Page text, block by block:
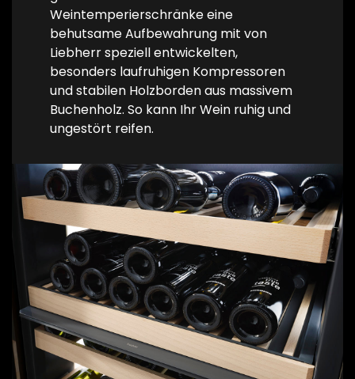
Weintemperierschränke eine
behutsame Aufbewahrung mit von
Liebherr speziell entwickelten,
besonders laufruhigen Kompressoren
und stabilen Holzborden aus massivem
Buchenholz. So kann Ihr Wein ruhig und
ungestört reifen.